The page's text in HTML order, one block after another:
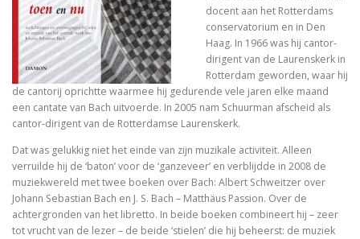
In Praise of Doubt
Bruiloft (I, II) Preken over het Hooglied
Philosophy of Religion in the Renaissance
Troost in filosofie
Mag ik? Dank je. Sorry.
Waar blijft de kerk?
God. A Very Short Introduction
docent aan het Rotterdams
conservatorium en in Den
Haag. In 1966 was hij cantor-
dirigent van de Laurenskerk in
Rotterdam geworden, waar hij
de cantorij oprichtte waarmee hij gedurende vele jaren elke maand
een cantate van Bach uitvoerde. In 2005 nam Schuurman afscheid als
cantor-dirigent van de Rotterdamse Laurenskerk.
Dat was gelukkig niet het einde van zijn muzikale activiteit. Alleen
verruilde hij de ‘baton’ voor de ‘ganzeveer’ en verblijdde in 2008 de
muziekwereld met twee boeken over Bach: Albert Schweitzer over
Johann Sebastian Bach en J. S. Bach – Matthäus Passion. Over de
achtergronden van het libretto. In beide boeken combineert hij – zeer
tot vrucht van de lezer – de beide ‘stielen’ die hij beheerst: de muziek